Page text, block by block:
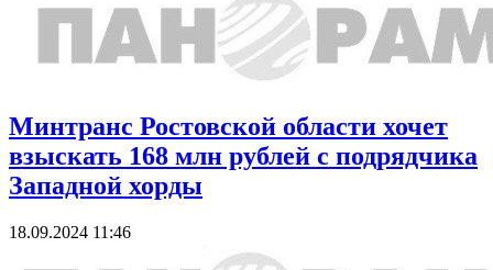
Минтранс Ростовской области хочет
взыскать 168 млн рублей с подрядчика
Западной хорды
18.09.2024 11:46